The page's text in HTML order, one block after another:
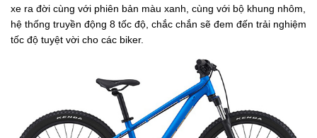
xe ra đời cùng với phiên bản màu xanh, cùng với bộ khung nhôm,
hệ thống truyền động 8 tốc độ, chắc chắn sẽ đem đến trải nghiệm
tốc độ tuyệt vời cho các biker.